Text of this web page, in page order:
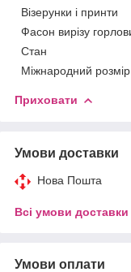
Візерунки і принти
Фасон вирізу
Стан
Міжнародний розмір
Приховати
Умови доставки
Нова Пошта
Всі умови доставки
Умови оплати